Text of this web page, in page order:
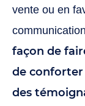
vente ou en
façon de
de conforter
des